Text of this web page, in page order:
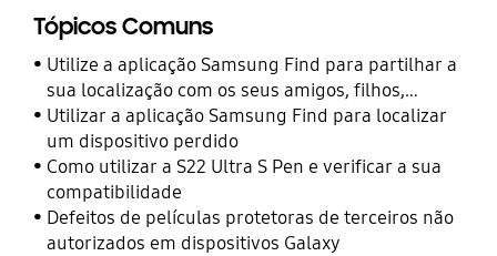
Tópicos Comuns
Utilize a aplicação Samsung Find para partilhar a
sua localização com os seus amigos, filhos,
familiares e outros contactos
Utilizar a aplicação Samsung Find para localizar
um dispositivo perdido
Como utilizar a S22 Ultra S Pen e verificar a sua
compatibilidade
Defeitos de películas protetoras de terceiros não
autorizados em dispositivos Galaxy